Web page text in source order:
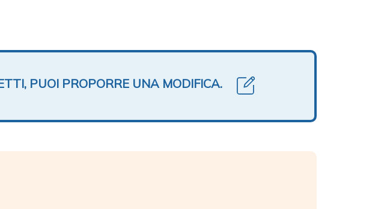
PUOI PROPORRE UNA MODIFICA.